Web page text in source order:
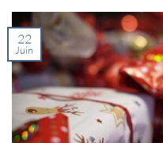
22
Juin